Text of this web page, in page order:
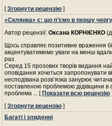
[Згорнути рецензію ]
«Склянка» є: що п’ємо в першу
Автор рецензії: Оксана КОРНІЄНКО
Щось справляє позитивне враження
акцентуватимемо уваги на менш
раз.
Серед 15 прозових творів видання
оповідання хочеться запропонувати
несподівана розв’язка занурює
поставленою проблемою дідівщини в
проблема ... [ Показати всю рецензію ]
[Згорнути рецензію ]
Багаті і злиденні